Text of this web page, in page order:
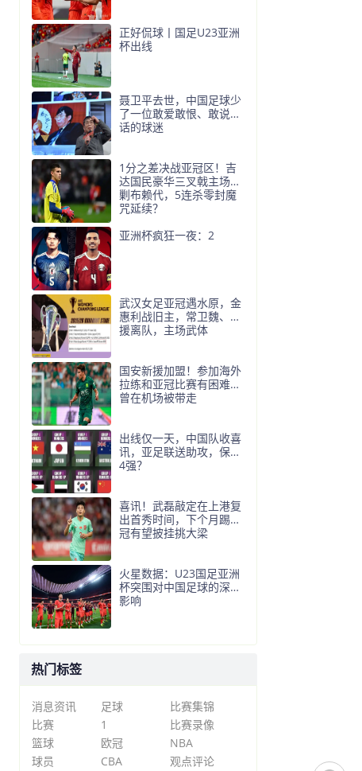
正好侃球丨国足U23亚洲
杯出线
聂卫平去世，中国足球少
了一位敢爱敢恨、敢说真
话的球迷
1分之差决战亚冠区！吉
达国民豪华三叉戟主场围
剿布赖代，5连杀零封魔
咒延续？
亚洲杯疯狂一夜：2
武汉女足亚冠遇水原，金
惠利战旧主，常卫魏、外
援离队，主场武体
国安新援加盟！参加海外
拉练和亚冠比赛有困难，
曾在机场被带走
出线仅一天，中国队收喜
讯，亚足联送助攻，保送
4强？
喜讯！武磊敲定在上港复
出首秀时间，下个月踢亚
冠有望披挂挑大梁
火星数据：U23国足亚洲
杯突围对中国足球的深层
影响
热门标签
消息资讯 足球
比赛集锦
比赛
1
比赛录像
篮球
欧冠
NBA
球员
CBA 观点评论